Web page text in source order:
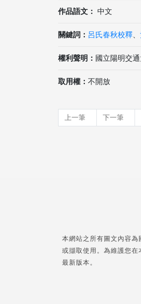
作品語文： 中文
關鍵詞： 呂氏春秋校釋
權利聲明： 國立陽明交
取用權： 不開放
上一筆 下一筆
本網站之所有圖文內容
或擷取使用。為維護您在
最新版本。